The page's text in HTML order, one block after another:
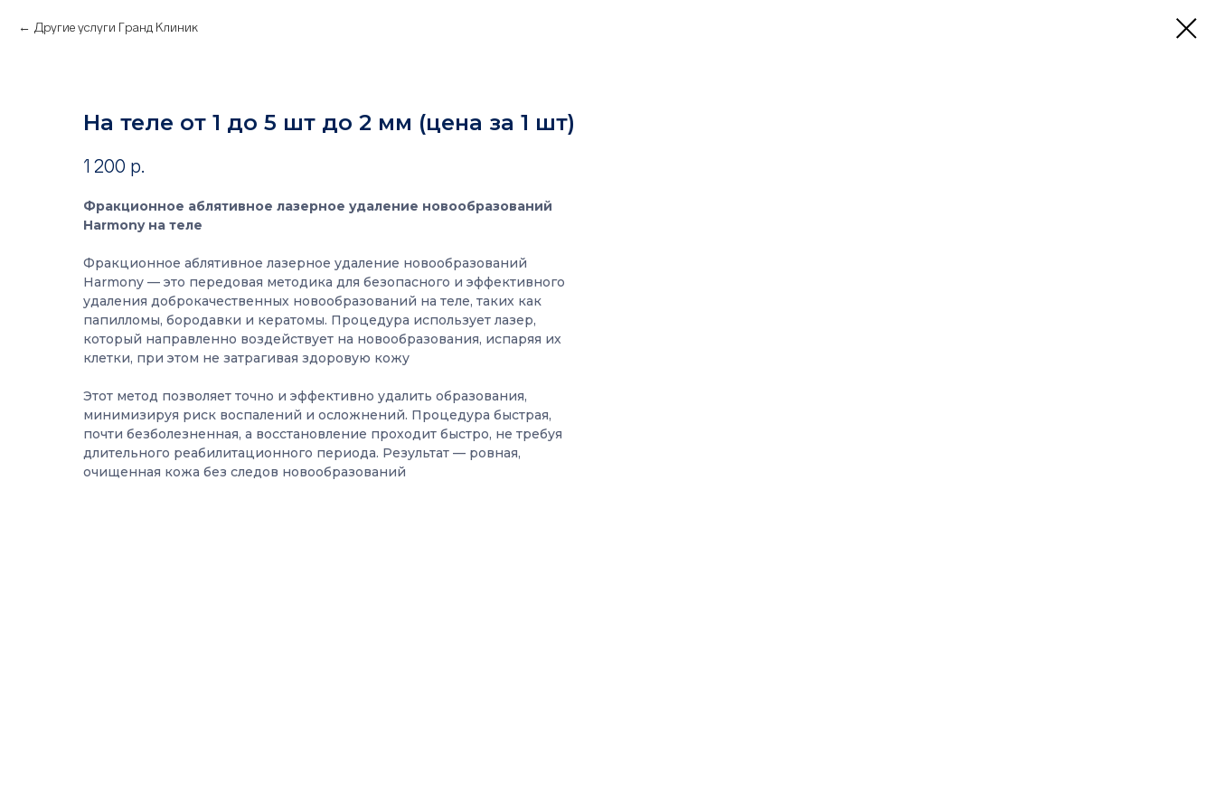
Другие услуги Гранд Клиник
На теле от 1 до 5 шт до 2 мм (цена за 1 шт)
1 200 р.
Фракционное аблятивное лазерное удаление новообразований
Harmony на теле
Фракционное аблятивное лазерное удаление новообразований
Harmony — это передовая методика для безопасного и эффективного
удаления доброкачественных новообразований на теле, таких как
папилломы, бородавки и кератомы. Процедура использует лазер,
который направленно воздействует на новообразования, испаряя их
клетки, при этом не затрагивая здоровую кожу
Этот метод позволяет точно и эффективно удалить образования,
минимизируя риск воспалений и осложнений. Процедура быстрая,
почти безболезненная, а восстановление проходит быстро, не требуя
длительного реабилитационного периода. Результат — ровная,
очищенная кожа без следов новообразований